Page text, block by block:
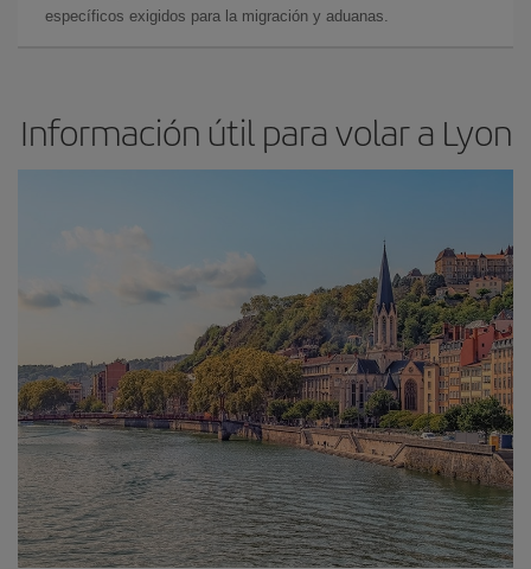
específicos exigidos para la migración y aduanas.
Información útil para volar a Lyon